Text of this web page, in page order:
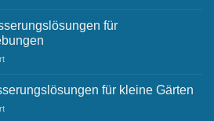
städtischen
Raum:
Herausforderungen
Lösungen
für
für
Bewässerungslösungen
Geschäftsumgebungen
für kleine Gärten
für